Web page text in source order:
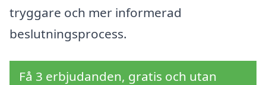
tryggare och mer informerad
beslutningsprocess.
Få 3 erbjudanden, gratis och utan